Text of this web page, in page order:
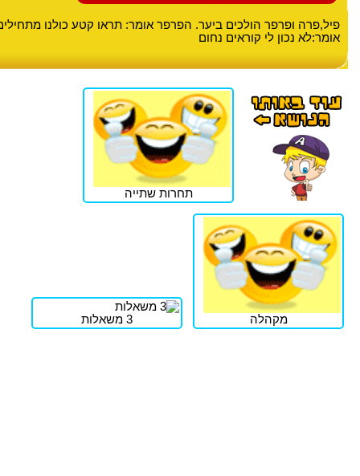
פיל,פרה ופרפר הולכים ביער. הפרפר אומר: תראו קטע כולנו
אומר:לא נכון לי קוראים נחום
תחרות שתייה
מקהלה 3 משאלות